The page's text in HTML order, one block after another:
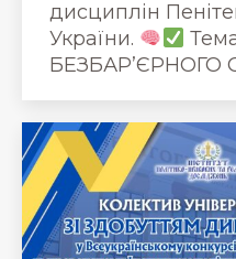
дисциплін
України.
БЕЗБАР’ЄРНОГО